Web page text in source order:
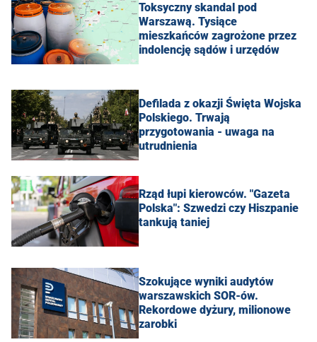
Toksyczny skandal pod
Warszawą. Tysiące
mieszkańców zagrożone przez
indolencję sądów i urzędów
Defilada z okazji Święta Wojska
Polskiego. Trwają
przygotowania - uwaga na
utrudnienia
Rząd łupi kierowców. "Gazeta
Polska": Szwedzi czy Hiszpanie
tankują taniej
Szokujące wyniki audytów
warszawskich SOR-ów.
Rekordowe dyżury, milionowe
zarobki